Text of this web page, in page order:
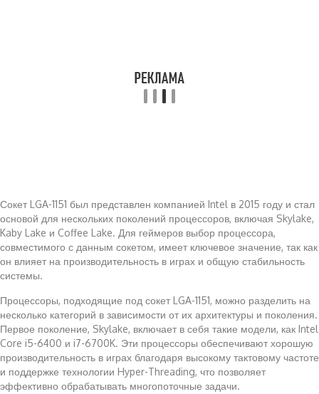
Сокет LGA-1151 был представлен компанией Intel в 2015 году и стал
основой для нескольких поколений процессоров, включая Skylake,
Kaby Lake и Coffee Lake. Для геймеров выбор процессора,
совместимого с данным сокетом, имеет ключевое значение, так как
он влияет на производительность в играх и общую стабильность
системы.
Процессоры, подходящие под сокет LGA-1151, можно разделить на
несколько категорий в зависимости от их архитектуры и поколения.
Первое поколение, Skylake, включает в себя такие модели, как Intel
Core i5-6400 и i7-6700K. Эти процессоры обеспечивают хорошую
производительность в играх благодаря высокому тактовому частоте
и поддержке технологии Hyper-Threading, что позволяет
эффективно обрабатывать многопоточные задачи.